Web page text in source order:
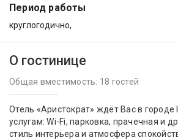
Период работы
круглогодично,
О гостинице
Общая вместимость: 18 гостей
Отель «Аристократ» ждёт Вас в
услугам: Wi-Fi, парковка, прачечная и
стиль интерьера и атмосфера